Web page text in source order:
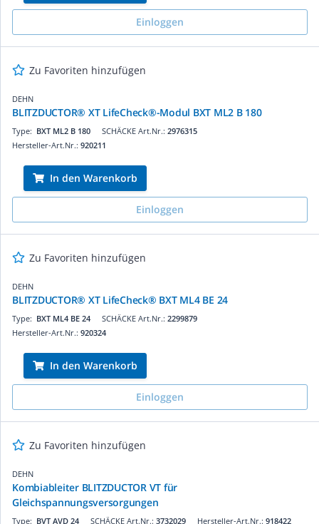
Einloggen
Zu Favoriten hinzufügen
DEHN
BLITZDUCTOR® XT LifeCheck®-Modul BXT ML2 B 180
SCHÄCKE Art.Nr.: 2976315
Type: BXT ML2 B 180
Hersteller-Art.Nr.: 920211
In den Warenkorb
Einloggen
Zu Favoriten hinzufügen
DEHN
BLITZDUCTOR® XT LifeCheck® BXT ML4 BE 24
SCHÄCKE Art.Nr.: 2299879
Type: BXT ML4 BE 24
Hersteller-Art.Nr.: 920324
In den Warenkorb
Einloggen
Zu Favoriten hinzufügen
DEHN
Kombiableiter BLITZDUCTOR VT für
Gleichspannungsversorgungen
SCHÄCKE Art.Nr.: 3732029
Type: BVT AVD 24 Hersteller-Art.Nr.: 918422